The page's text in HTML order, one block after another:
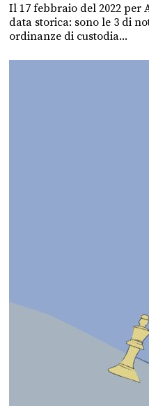
Il 17 febbraio del 2022 per
data storica: sono le 3 di
ordinanze di custodia...